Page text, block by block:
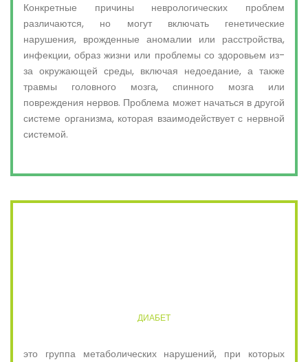
Конкретные причины неврологических проблем
различаются, но могут включать генетические
нарушения, врожденные аномалии или расстройства,
инфекции, образ жизни или проблемы со здоровьем из-
за окружающей среды, включая недоедание, а также
травмы головного мозга, спинного мозга или
повреждения нервов. Проблема может начаться в другой
системе организма, которая взаимодействует с нервной
системой.
ДИАБЕТ
это группа метаболических нарушений, при которых